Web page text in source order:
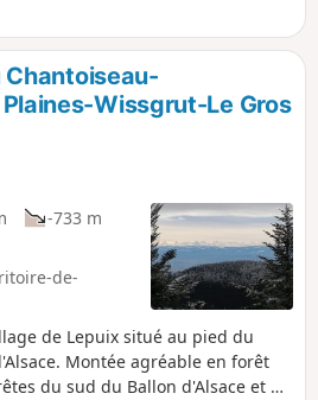
fraîcheur est particulièrement
chaudes d'été. Ce circuit
Wissgrut-Le Gros
-733 m
de-
de Lepuix situé au pied du
Montée agréable en forêt
du sud du Ballon d'Alsace et de